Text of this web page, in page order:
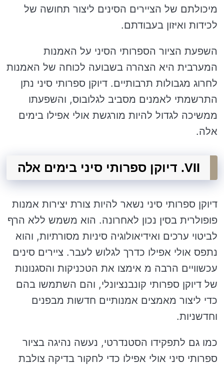
מיכולתם של הציירים הסינים ליצור תחושה של
לכידות ואיזון בעבודתם.
השפעת הציור הספרותי הסיני על האמנות
המערבית היא הצהרה בשבועה לכוחה של האמנות
לחרוג מגבולות תרבותיים. דיוקן ספרותי סיני נתן
התרשמתי לאמנים מסביב לגלובוס, והשפעתו
ממשיכה לגדול להיות מורגשת אולי אפילו בימים
אלה.
VII. דיוקן ספרותי סיני בימים אלה
דיוקן ספרותי סיני נשאר להיות צורת יצירות אמנות
פופולרית בסין נכון לאחרונה. הוא משמש ללא הרף
לביטוי ערכים ואידיאולוגיה סיניות מסורתיות, והוא
נתפס אולי אפילו כדרך לגלוש לעבר. ציירים סינים
עכשוויים הרבה מ אימצו את הטכניקות והסגנונות
של דיוקן ספרותי קונבנציונלי, והם השתמשו בהם
כדי ליצור מאמצים אמנותיים חדשות מבפנים
וחדשניות.
כמו גם לתפקידו הסטנדרטי, נעשה נהיגה בציור
ספרותי סיני אולי אפילו כדי לחקור בדיקה צולבת